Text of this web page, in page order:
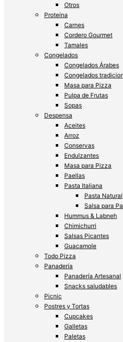
Otros
Proteína
Carnes
Cordero Gourmet
Tamales
Congelados
Congelados Árabes
Congelados
Masa para Pizza
Pulpa de Frutas
Sopas
Despensa
Aceites
Arroz
Conservas
Endulzantes
Masa para Pizza
Paellas
Pasta Italiana
Pasta Natural
Salsa para
Hummus & Labneh
Chimichurri
Salsas Picantes
Guacamole
Todo Pizza
Panadería
Panadería Artesanal
Snacks saludables
Picnic
Postres y Tortas
Cupcakes
Galletas
Paletas